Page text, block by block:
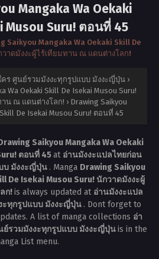
Mangaka Wa Oekaki
Musou Suru! ตอนที่ 45
Saikyou Mangaka Wa Oekaki Skill De
าดมังงะผู้ไร้เทียมทาน ณ แดนต่างโลก!
ร ศูนย์รวมมังงะทุกรูปแบบ มังงะญี่ปุ่น ›
Wa Oekaki Skill De Isekai Musou Suru!
าน ณ แดนต่างโลก! › Drawing Saikyou
De Isekai Musou Suru! ตอนที่ 45
Saikyou Mangaka Wa Oekaki
ตอนที่ 45at อ่านมังงะแปลไทยก่อน
บ มังงะญี่ปุ่น . Manga Drawing Saikyou
De Isekai Musou Suru! นักวาดมังงะผู้
ก!is always updated at อ่านมังงะแปล
ะทุกรูปแบบ มังงะญี่ปุ่น . Dont forget to
A list of manga collections อ่า
ย์รวมมังงะทุกรูปแบบ มังงะญี่ปุ่นis in the
List menu.